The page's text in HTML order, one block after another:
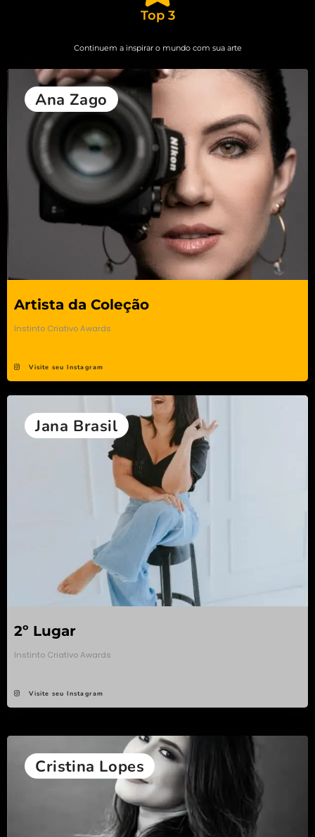
Top 3
Continuem a inspirar o mundo com sua arte
Ana Zago
Artista da Coleção
Instinto Criativo Awards
Visite seu Instagram
Jana Brasil
2º Lugar
Instinto Criativo Awards
Visite seu Instagram
Cristina Lopes